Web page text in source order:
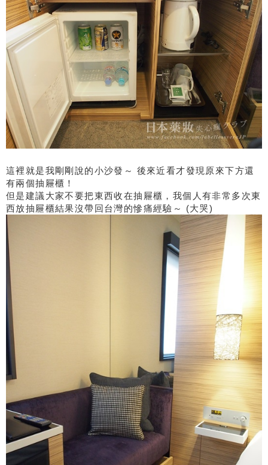
這裡就是我剛剛說的小沙發～ 後來近看才發現原來下方還
有兩個抽屜櫃！
但是建議大家不要把東西收在抽屜櫃，我個人有非常多次東
西放抽屜櫃結果沒帶回台灣的慘痛經驗～ (大哭)